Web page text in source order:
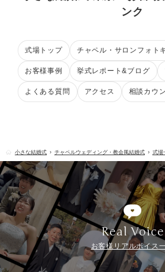
ンク
式場トップ チャペル・サロンフォト
お客様事例 挙式レポート&ブログ
よくある質問 アクセス 相談カウ
小さな結婚式 チャペルウェディング・教会風結婚式 式場
Real Voice
お客様リアルボイス